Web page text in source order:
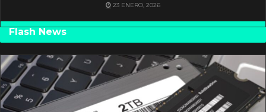
23 ENERO, 2026
Flash News